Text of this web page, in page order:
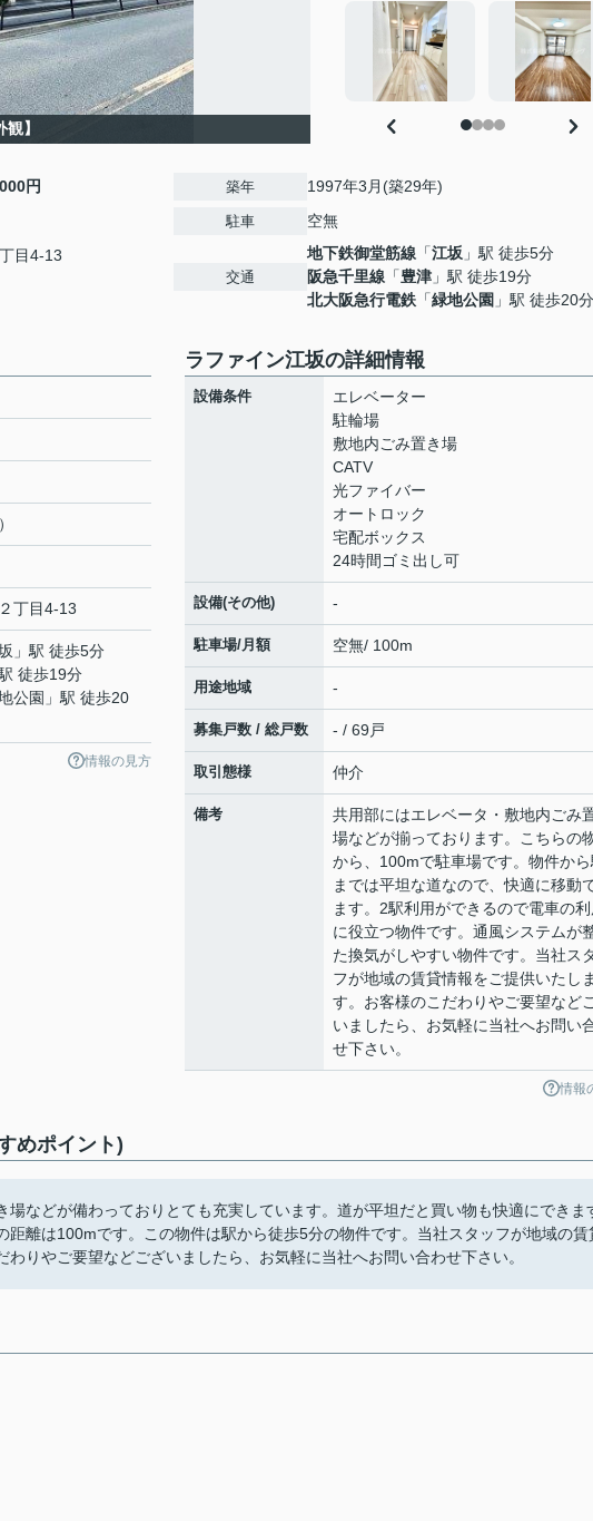
観】
円
目4-13
築年 1997年3月(築29年)
駐車 空無
交通
地下鉄御堂筋線 「江坂 」駅 徒歩5分
阪急千里線 「豊津 」駅 徒歩19分
北大阪急行電鉄 「緑地公園 」駅 徒歩20分
２丁目4-13
」駅 徒歩5分
徒歩19分
公園 」駅 徒歩20
情報の見方
ラファイン江坂の詳細情報
設備条件
エレベーター
駐輪場
敷地内ごみ置き場
CATV
光ファイバー
オートロック
宅配ボックス
24時間ゴミ出し可
設備(その他) -
駐車場/月額 空無/ 100m
用途地域 -
募集戸数 / 総戸数 - / 69戸
取引態様 仲介
備考
共用部にはエレベータ・敷地内ごみ
場などが揃っております。こちらの
から、100mで駐車場です。物件か
までは平坦な道なので、快適に移動
ます。2駅利用ができるので電車の
に役立つ物件です。通風システムが
た換気がしやすい物件です。当社ス
フが地域の賃貸情報をご提供いたし
す。お客様のこだわりやご要望など
いましたら、お気軽に当社へお問い
せ下さい。
情報
めポイント)
場などが備わっておりとても充実しています。道が平坦だと買い物も快適にできま
距離は100mです。この物件は駅から徒歩5分の物件です。当社スタッフが地域の賃
りやご要望などございましたら、お気軽に当社へお問い合わせ下さい。